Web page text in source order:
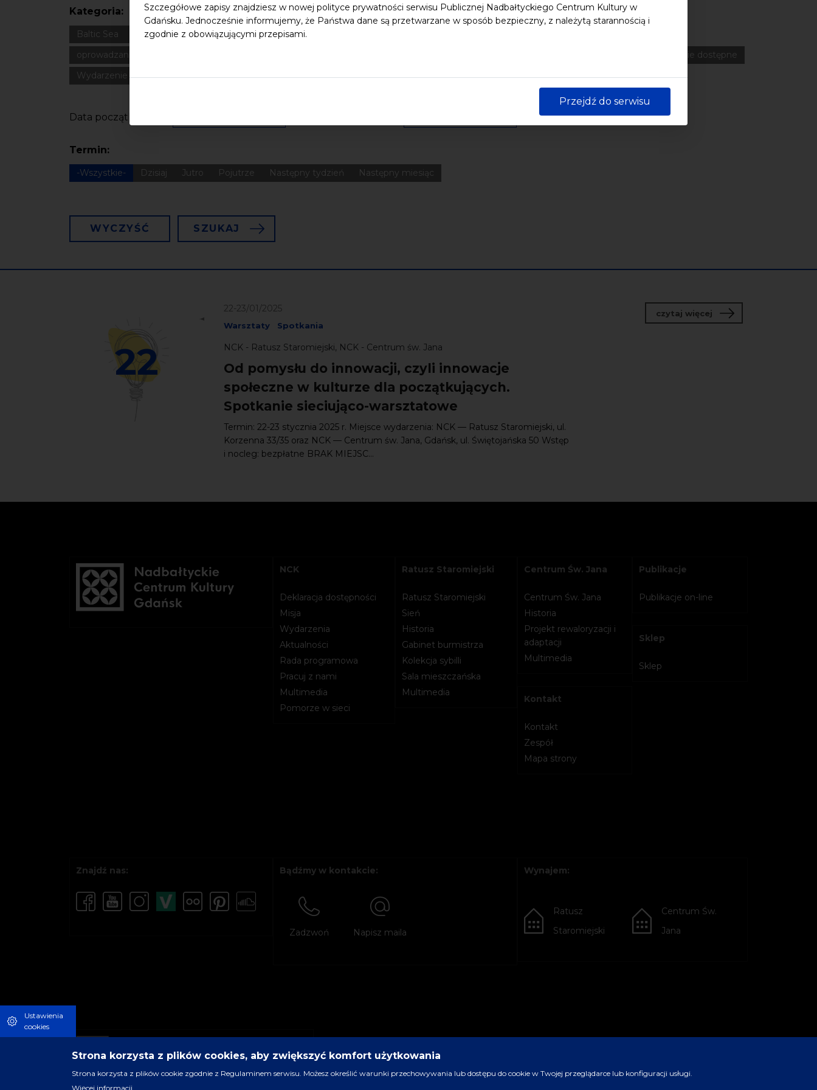
Szczegółowe zapisy znajdziesz w nowej polityce prywatności serwisu Publicznej Nadbałtyckiego Centrum Kultury w
Gdańsku. Jednocześnie informujemy, że Państwa dane są przetwarzane w sposób bezpieczny, z należytą starannością i
zgodnie z obowiązującymi przepisami.
Przejdź do serwisu
Kategoria:
Baltic Sea Bałtyk Cultural heritage Dla dzieci
oprowadzanie
wydarzenie dostępne
Wydarzenie zewnętrzne
Wykład Spotkania Koncerty Wystawy Edukacja Badania
Data początkowa
Termin:
-Wszystkie- Dzisiaj Jutro Pojutrze Następny tydzień Następny miesiąc
WYCZYŚĆ SZUKAJ
22
22-23/01/2025
Warsztaty Spotkania
NCK - Ratusz Staromiejski, NCK - Centrum św. Jana
Od pomysłu do innowacji, czyli innowacje
społeczne w kulturze dla początkujących.
Spotkanie sieciująco-warsztatowe
Termin: 22-23 stycznia 2025 r. Miejsce wydarzenia: NCK — Ratusz Staromiejski, ul.
Korzenna 33/35 oraz NCK — Centrum św. Jana, Gdańsk, ul. Świętojańska 50 Wstęp
i nocleg: bezpłatne BRAK MIEJSC...
czytaj więcejo Od pomysłu do
NCK
Deklaracja dostępności
Misja
Wydarzenia
Aktualności
Rada programowa
Pracuj z nami
Multimedia
Pomorze w sieci
Ratusz Staromiejski
Ratusz Staromiejski
Sień
Historia
Gabinet burmistrza
Kolekcja sybilli
Sala mieszczańska
Multimedia
Centrum Św. Jana
Centrum Św. Jana
Historia
Projekt rewaloryzacji i
adaptacji
Multimedia
Kontakt
Kontakt
Zespół
Mapa strony
Publikacje
Publikacje on-line
Sklep
Sklep
Znajdź nas: Bądźmy w kontakcie:
Zadzwoń Napisz maila
Wynajem:
Ratusz
Staromiejski
Centrum Św.
Jana
Ustawienia
cookies
Strona korzysta z plików cookies, aby zwiększyć komfort użytkowania
Strona korzysta z plików cookie zgodnie z Regulaminem serwisu. Możesz określić warunki przechowywania lub dostępu do cookie w Twojej przeglądarce lub konfiguracji usługi.
Więcej informacji